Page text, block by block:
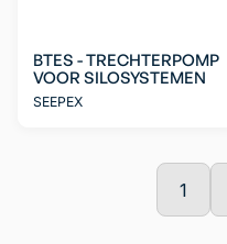
BTES - TRECHTERPOMP
VOOR SILOSYSTEMEN
SEEPEX
1